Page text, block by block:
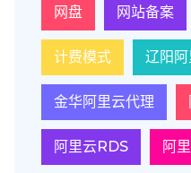
网盘 网站备案
计费模式 辽阳
金华阿里云代理
阿里云RDS 阿